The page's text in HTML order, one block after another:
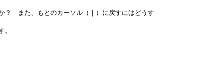
？ また、もとのカーソル（｜）に戻すにはどうす
。